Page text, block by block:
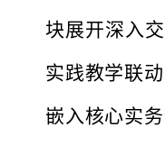
块展开深入
实践教学联
嵌入核心实